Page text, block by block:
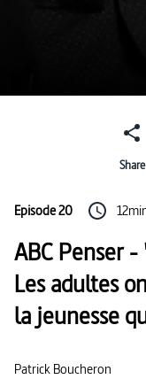
Share
Episode 20
ABC Penser
Les adultes
la jeunesse
Patrick Boucheron